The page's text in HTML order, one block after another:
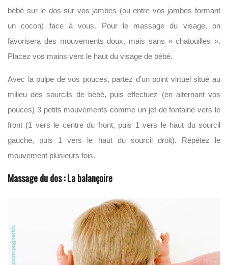
bébé sur le dos sur vos jambes (ou entre vos jambes formant
un cocon) face à vous. Pour le massage du visage, on
favorisera des mouvements doux, mais sans « chatouilles ».
Placez vos mains vers le haut du visage de bébé.
Avec la pulpe de vos pouces, partez d’un point virtuel situé au
milieu des sourcils de bébé, puis effectuez (en alternant vos
pouces) 3 petits mouvements comme un jet de fontaine vers le
front (1 vers le centre du front, puis 1 vers le haut du sourcil
gauche, puis 1 vers le haut du sourcil droit). Répétez le
mouvement plusieurs fois.
Massage du dos : La balançoire